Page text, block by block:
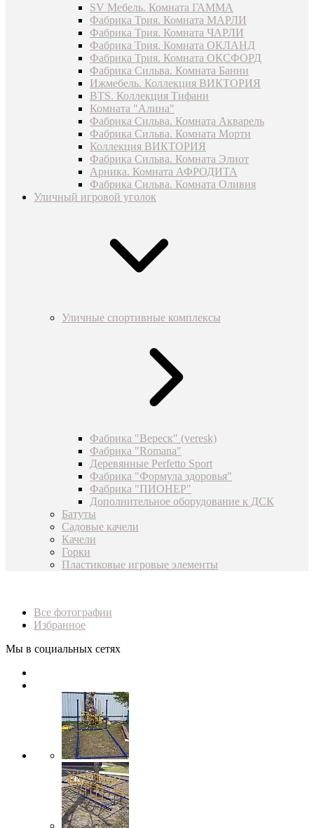
SV Мебель. Комната ГАММА
Фабрика Трия. Комната МАРЛИ
Фабрика Трия. Комната ЧАРЛИ
Фабрика Трия. Комната ОКЛАНД
Фабрика Трия. Комната ОКСФОРД
Фабрика Сильва. Комната Банни
Ижмебель. Коллекция ВИКТОРИЯ
BTS. Коллекция Тифани
Комната "Алина"
Фабрика Сильва. Комната Акварель
Фабрика Сильва. Комната Морти
Коллекция ВИКТОРИЯ
Фабрика Сильва. Комната Элиот
Арника. Комната АФРОДИТА
Фабрика Сильва. Комната Оливия
Уличный игровой уголок
Уличные спортивные комплексы
Фабрика "Вереск" (veresk)
Фабрика "Romana"
Деревянные Perfetto Sport
Фабрика "Формула здоровья"
Фабрика "ПИОНЕР"
Дополнительное оборудование к ДСК
Батуты
Садовые качели
Качели
Горки
Пластиковые игровые элементы
Все фотографии
Избранное
Мы в социальных сетях